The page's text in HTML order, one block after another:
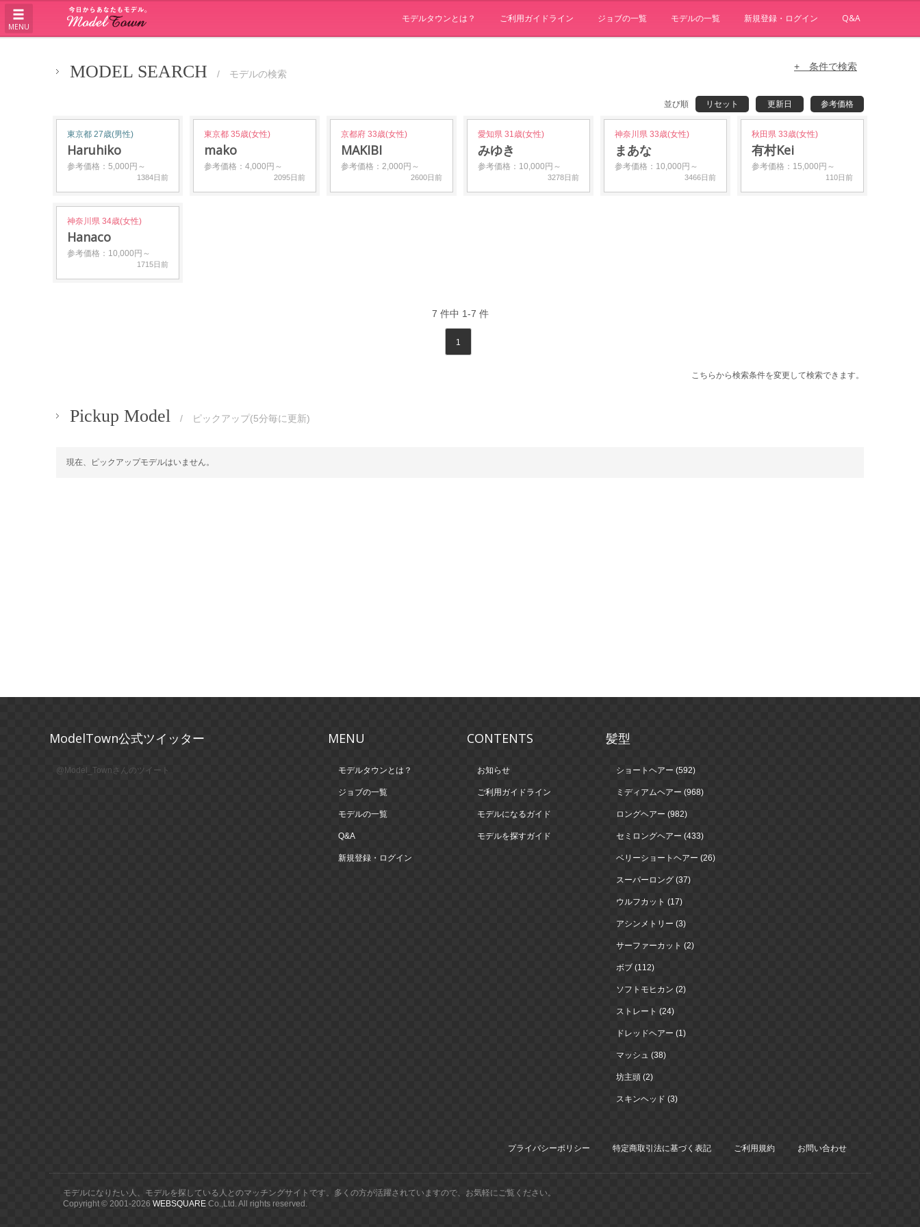
MENU
モデルタウンとは？ ご利用ガイドライン ジョブの一覧 モデルの一覧 新規登録・ログイン Q&A
MODEL SEARCH / モデルの検索
+ 条件で検索
並び順 リセット 更新日 参考価格
東京都 27歳(男性)
Haruhiko
参考価格：5,000円～
1384日前
東京都 35歳(女性)
mako
参考価格：4,000円～
2095日前
京都府 33歳(女性)
MAKIBI
参考価格：2,000円～
2600日前
愛知県 31歳(女性)
みゆき
参考価格：10,000円～
3278日前
神奈川県 33歳(女性)
まあな
参考価格：10,000円～
3466日前
秋田県 33歳(女性)
有村Kei
参考価格：15,000円～
110日前
神奈川県 34歳(女性)
Hanaco
参考価格：10,000円～
1715日前
7 件中 1-7 件
1
こちらから検索条件を変更して検索できます。
Pickup Model / ピックアップ(5分毎に更新)
現在、ピックアップモデルはいません。
ModelTown公式ツイッター
@Model_Townさんのツイート
MENU
モデルタウンとは？
ジョブの一覧
モデルの一覧
Q&A
新規登録・ログイン
CONTENTS
お知らせ
ご利用ガイドライン
モデルになるガイド
モデルを探すガイド
髪型
ショートヘアー (592)
ミディアムヘアー (968)
ロングヘアー (982)
セミロングヘアー (433)
ベリーショートヘアー (26)
スーパーロング (37)
ウルフカット (17)
アシンメトリー (3)
サーファーカット (2)
ボブ (112)
ソフトモヒカン (2)
ストレート (24)
ドレッドヘアー (1)
マッシュ (38)
坊主頭 (2)
スキンヘッド (3)
プライバシーポリシー 特定商取引法に基づく表記 ご利用規約 お問い合わせ
モデルになりたい人、モデルを探している人とのマッチングサイトです。多くの方が活躍されていますので、お気軽にご覧ください。
Copyright © 2001-2026 WEBSQUARE Co.,Ltd. All rights reserved.